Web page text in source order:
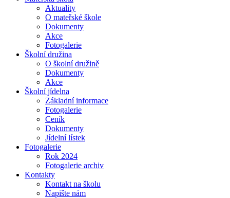
Aktuality
O mateřské škole
Dokumenty
Akce
Fotogalerie
Školní družina
O školní družině
Dokumenty
Akce
Školní jídelna
Základní informace
Fotogalerie
Ceník
Dokumenty
Jídelní lístek
Fotogalerie
Rok 2024
Fotogalerie archiv
Kontakty
Kontakt na školu
Napište nám